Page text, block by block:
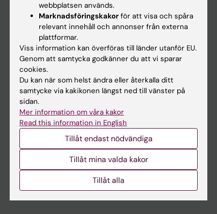
Kalender
Student
Ladok
Canvas
Schema
Studentmejlen
Kurs- och programwebbar
Student på KI
Medarbetarportalen
webbplatsen används.
Marknadsföringskakor för att visa och spåra
relevant innehåll och annonser från externa
plattformar.
Viss information kan överföras till länder utanför EU.
Genom att samtycka godkänner du att vi sparar
cookies.
Du kan när som helst ändra eller återkalla ditt
samtycke via kakikonen längst ned till vänster på
sidan.
Mer information om våra kakor
Read this information in English
Tillåt endast nödvändiga
Tillåt mina valda kakor
Tillåt alla